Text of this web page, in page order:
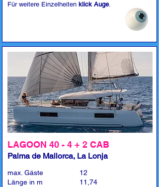
Für weitere Einzelheiten klick Auge.
LAGOON 40 - 4 + 2 CAB
Palma de Mallorca, La Lonja
max. Gäste
Länge in m
12
11,74